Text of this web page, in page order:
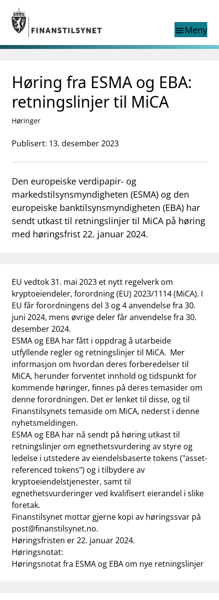
Gå til hovedinnhold
Gå til søkesiden
menuMeny
nettstedet
language
English
exist in English
English home page
Aktuelt
Finanstilsynets registre
businessOm Finanstilsynet
mail_outline Kontakt oss
work_outlineJobb hos oss
Abonner på nyhetsvarsel
Høring fra ESMA og EBA:
retningslinjer til MiCA
Høringer
Publisert: 13. desember 2023
Den europeiske verdipapir- og
markedstilsynsmyndigheten (ESMA) og den
europeiske banktilsynsmyndigheten (EBA) har
sendt utkast til retningslinjer til MiCA på høring
med høringsfrist 22. januar 2024.
EU vedtok 31. mai 2023 et nytt regelverk om
kryptoeiendeler, forordning (EU) 2023/1114 (MiCA). I
EU får forordningens del 3 og 4 anvendelse fra 30.
juni 2024, mens øvrige deler får anvendelse fra 30.
desember 2024.
ESMA og EBA har fått i oppdrag å utarbeide
utfyllende regler og retningslinjer til MiCA. Mer
informasjon om hvordan deres forberedelser til
MiCA, herunder forventet innhold og tidspunkt for
kommende høringer, finnes på deres temasider om
denne forordningen. Det er lenket til disse, og til
Finanstilsynets temaside om MiCA, nederst i denne
nyhetsmeldingen.
ESMA og EBA har nå sendt på høring utkast til
retningslinjer om egnethetsvurdering av styre og
ledelse i utstedere av eiendelsbaserte tokens ("asset-
referenced tokens") og i tilbydere av
kryptoeiendelstjenester, samt til
egnethetsvurderinger ved kvalifisert eierandel i slike
foretak.
Finanstilsynet mottar gjerne kopi av høringssvar på
post@finanstilsynet.no.
Høringsfristen er 22. januar 2024.
Høringsnotat:
Høringsnotat fra ESMA og EBA om nye retningslinjer